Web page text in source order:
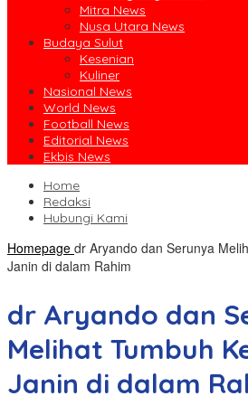
Mitra News
Nusa Utara News
Budaya Sulut
Kesenian
Kuliner
Nasional News
World News
Football News
Editorial News
Ekbis News
Home
Redaksi
Hubungi Kami
Homepage dr Aryando dan Serunya
Janin di dalam Rahim
dr Aryando dan
Melihat Tumbuh
Janin di dalam